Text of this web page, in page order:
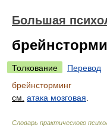
Большая
Толкование
Перевод
брейнсторминг
см. атака мозговая
Словарь практического